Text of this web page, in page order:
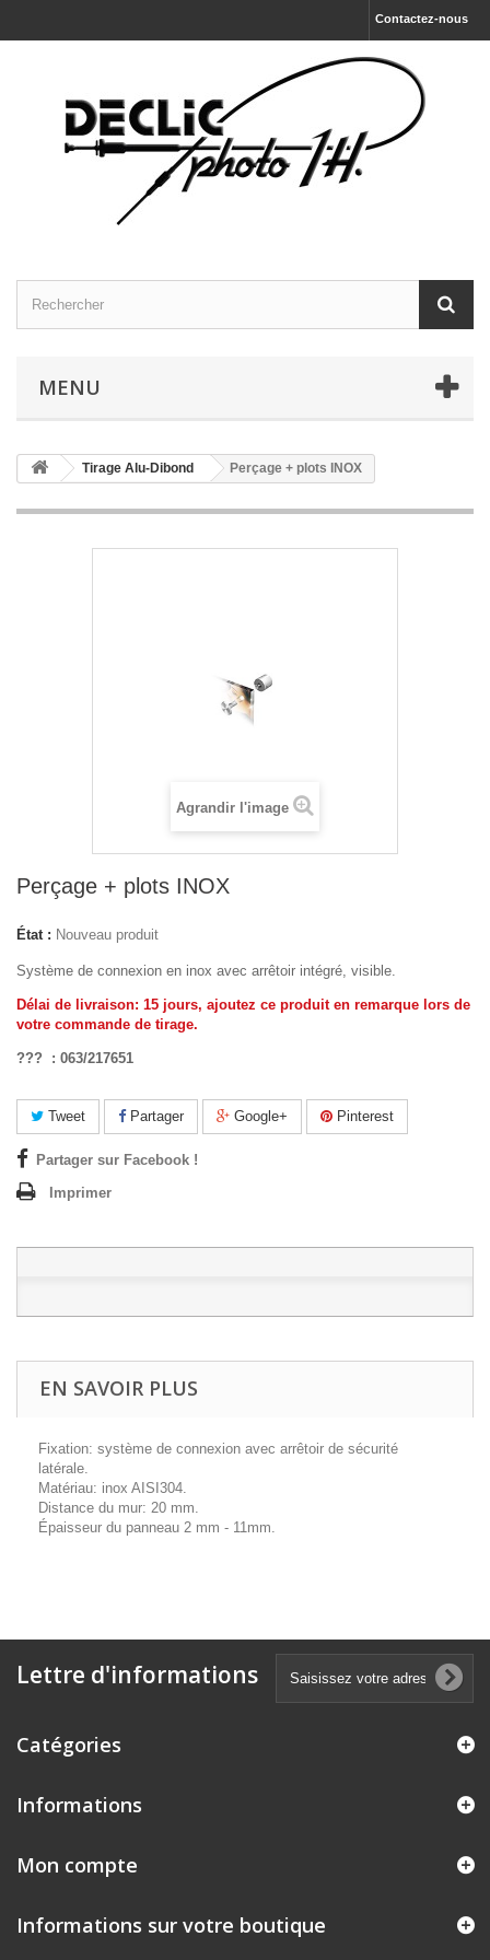
Contactez-nous
MENU
Tirage Alu-Dibond Perçage + plots INOX
Agrandir l'image
Perçage + plots INOX
État : Nouveau produit
Système de connexion en inox avec arrêtoir intégré, visible.
Délai de livraison: 15 jours, ajoutez ce produit en remarque lors de
votre commande de tirage.
??? : 063/217651
Tweet Partager Google+ Pinterest
Partager sur Facebook !
Imprimer
EN SAVOIR PLUS
Fixation: système de connexion avec arrêtoir de sécurité
latérale.
Matériau: inox AISI304.
Distance du mur: 20 mm.
Épaisseur du panneau 2 mm - 11mm.
Lettre d'informations
Catégories
Informations
Mon compte
Informations sur votre boutique